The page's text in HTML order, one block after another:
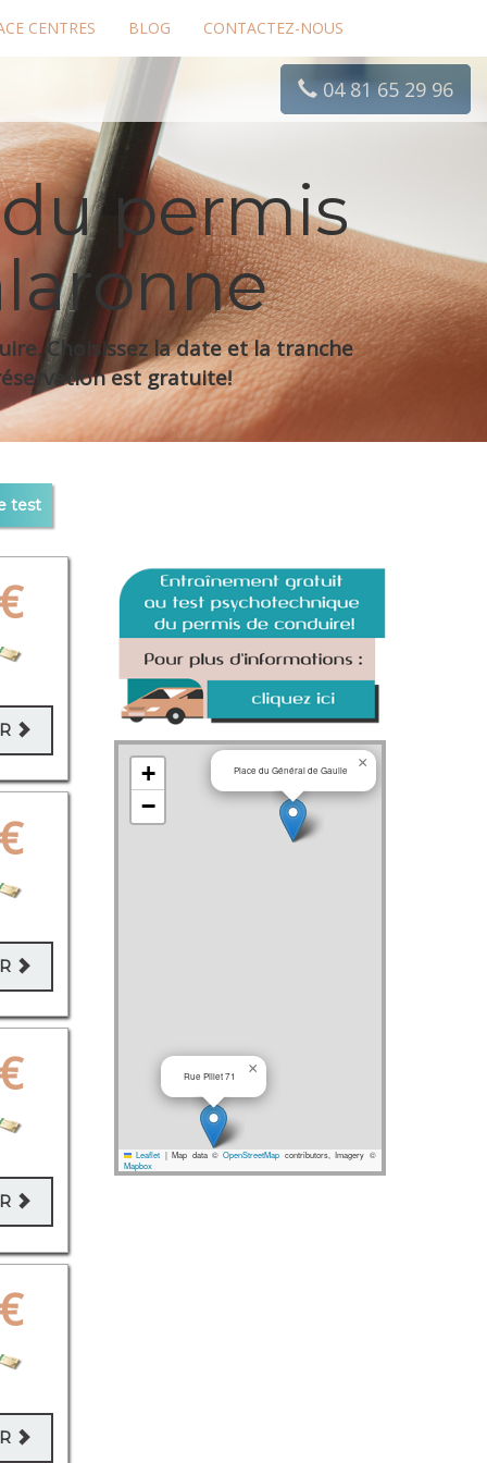
CENTRES BLOG CONTACTEZ-NOUS
04 81 65 29 96
permis
Choisissez la date et la tranche
est gratuite!
test
Rue Pillet 71 ×
Place du Général de Gaulle ×
+
−
Leaflet |Map data ©OpenStreetMap contributors, Imagery ©
Mapbox